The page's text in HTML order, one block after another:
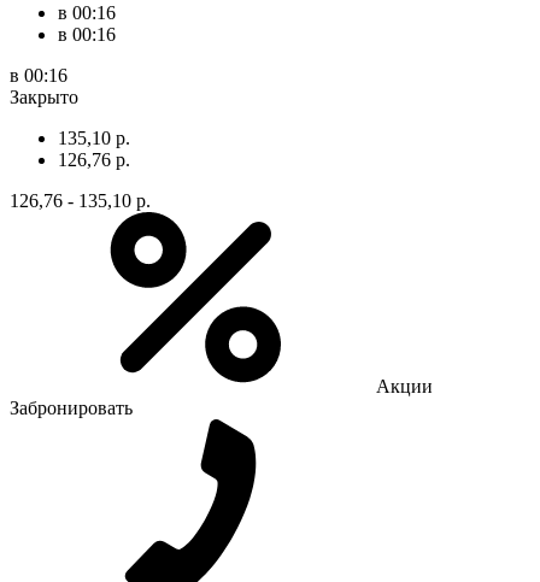
в 00:16
в 00:16
в 00:16
Закрыто
135,10 р.
126,76 р.
126,76 - 135,10 р.
Акции
Забронировать